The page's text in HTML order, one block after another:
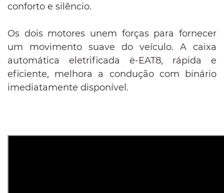
conforto e silêncio.
Os dois motores unem forças para fornecer
um movimento suave do veículo. A caixa
automática eletrificada ë-EAT8, rápida e
eficiente, melhora a condução com binário
imediatamente disponível.